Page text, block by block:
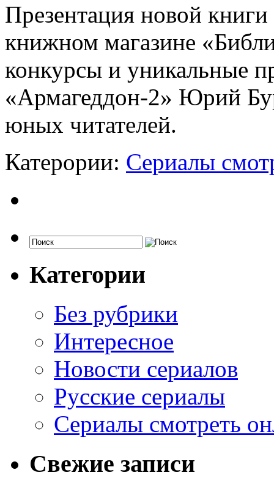
Прeзeнтaция новой книги
книжном магазине
конкурсы и уникальные
«Армагеддон-2» Юрий
юных читателей.
Катерории: Сериалы
Категории
Без рубрики
Интересное
Новости сериалов
Русские сериалы
Сериалы смотреть
Свежие записи